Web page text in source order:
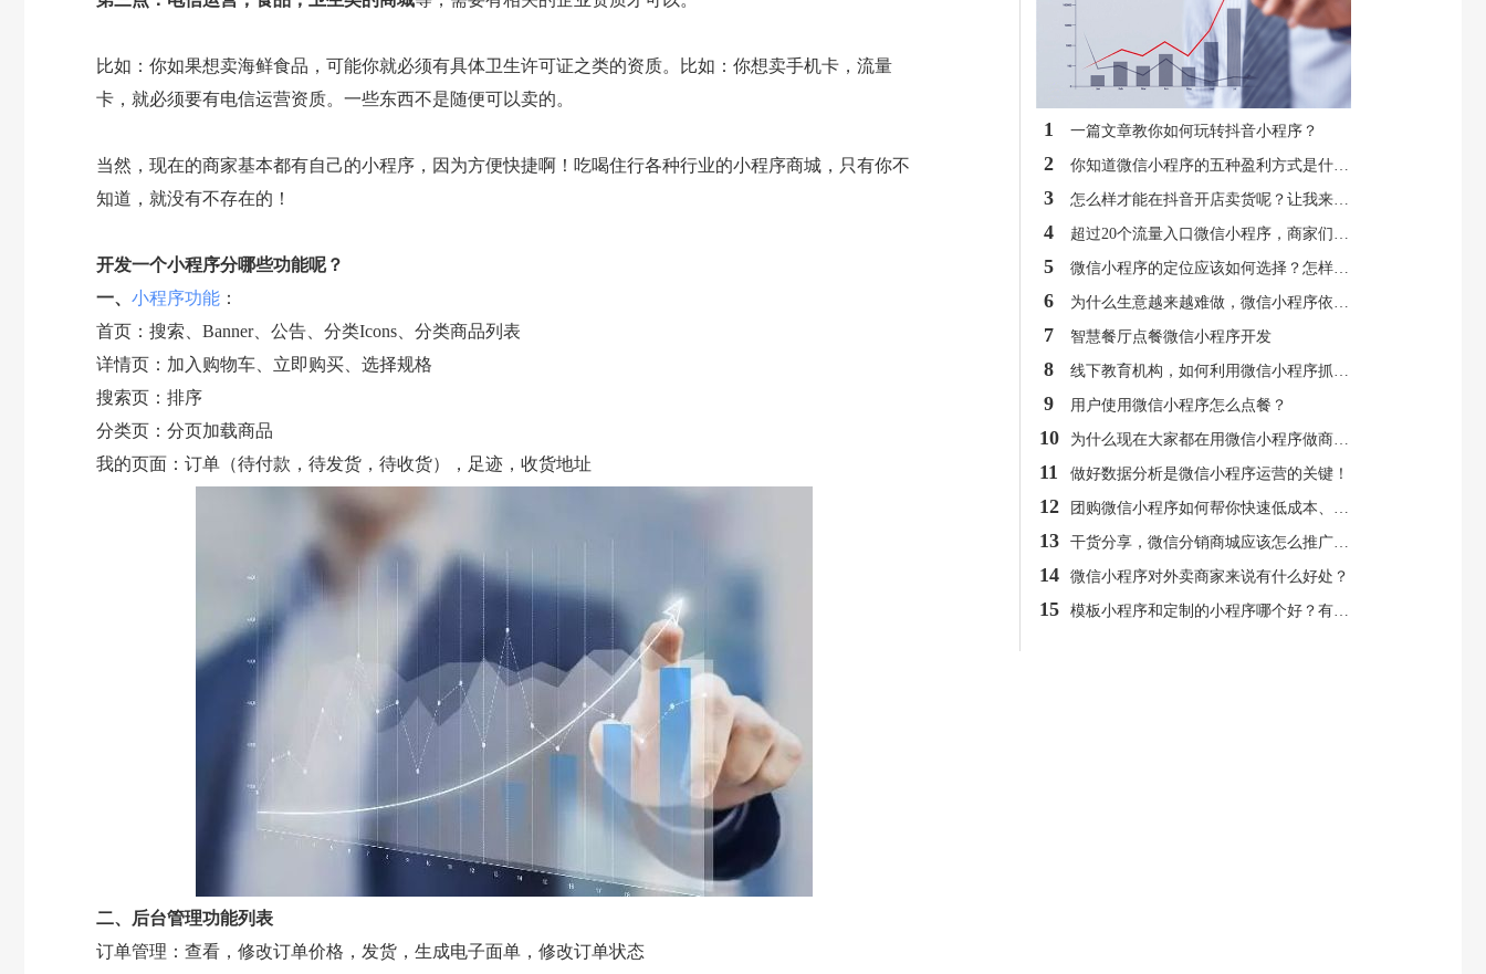
比如：你如果想卖海鲜食品，可能你就必须有具体卫生许可证之类的资质。比如：你想卖手机卡，流量
卡，就必须要有电信运营资质。一些东西不是随便可以卖的。
当然，现在的商家基本都有自己的小程序，因为方便快捷啊！吃喝住行各种行业的小程序商城，只有你不
知道，就没有不存在的！
开发一个小程序分哪些功能呢？
一、 小程序功能 ：
首页：搜索、Banner、公告、分类Icons、分类商品列表
详情页：加入购物车、立即购买、选择规格
搜索页：排序
分类页：分页加载商品
我的页面：订单（待付款，待发货，待收货），足迹，收货地址
二、后台管理功能列表
订单管理：查看，修改订单价格，发货，生成电子面单，修改订单状态
1 一篇文章教你如何玩转抖音小程序？
2
3
4
5
6
7 智慧餐厅点餐微信小程序开发
8
9 用户使用微信小程序怎么点餐？
10
11 做好数据分析是微信小程序运营的关键！
12
13
14 微信小程序对外卖商家来说有什么好处？
15